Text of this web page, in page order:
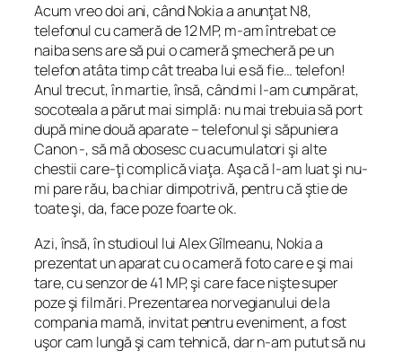
Acum vreo doi ani, când Nokia a anunţat N8,
telefonul cu cameră de 12 MP, m-am întrebat ce
naiba sens are să pui o cameră şmecheră pe un
telefon atâta timp cât treaba lui e să fie… telefon!
Anul trecut, în martie, însă, când mi l-am cumpărat,
socoteala a părut mai simplă: nu mai trebuia să port
după mine două aparate – telefonul şi săpuniera
Canon -, să mă obosesc cu acumulatori şi alte
chestii care-ţi complică viaţa. Aşa că l-am luat şi nu-
mi pare rău, ba chiar dimpotrivă, pentru că ştie de
toate şi, da, face poze foarte ok.
Azi, însă, în studioul lui Alex Gîlmeanu, Nokia a
prezentat un aparat cu o cameră foto care e şi mai
tare, cu senzor de 41 MP, şi care face nişte super
poze şi filmări. Prezentarea norvegianului de la
compania mamă, invitat pentru eveniment, a fost
uşor cam lungă şi cam tehnică, dar n-am putut să nu